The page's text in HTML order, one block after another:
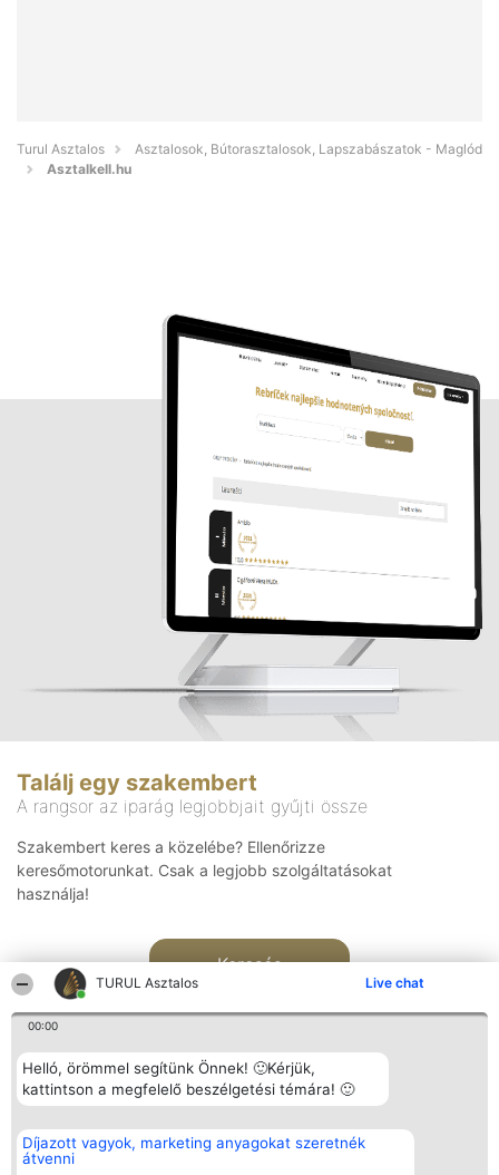
TURUL Asztalos Live chat
00:00
Helló, örömmel segítünk Önnek! 🙂Kérjük,
kattintson a megfelelő beszélgetési témára! 🙂
Díjazott vagyok, marketing anyagokat szeretnék
átvenni
Turul Asztalos
Asztalosok, Bútorasztalosok, Lapszabászatok - Maglód
Asztalkell.hu
Találj egy szakembert
A rangsor az iparág legjobbjait gyűjti össze
Szakembert keres a közelébe? Ellenőrizze
keresőmotorunkat. Csak a legjobb szolgáltatásokat
használja!
Keresés
Rangsorszervező
SC Beautiful Company S.R.L.
Bulevardul Aleea Timișul De
Népszavazás
Nyertesek
Elérhetőség
Elérhetőség